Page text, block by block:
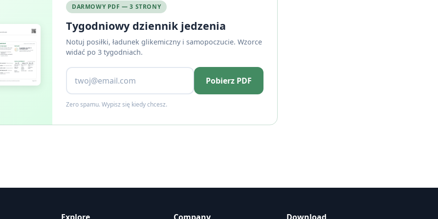
DARMOWY PDF — 3 STRONY
Tygodniowy dziennik jedzenia
Notuj posiłki, ładunek glikemiczny i samopoczucie. Wzorce
widać po 3 tygodniach.
Pobierz PDF
Zero spamu. Wypisz się kiedy chcesz.